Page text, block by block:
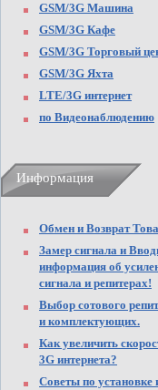
GSM/3G Машина
GSM/3G Кафе
GSM/3G Торговый
GSM/3G Яхта
LTE/3G интернет
по Видеонаблюдению
Информация
Обмен и Возврат
Замер сигнала и
информация об
сигнала и репитерах!
Выбор сотового
и комплектующих.
Как увеличить
3G интернета?
Советы по установке